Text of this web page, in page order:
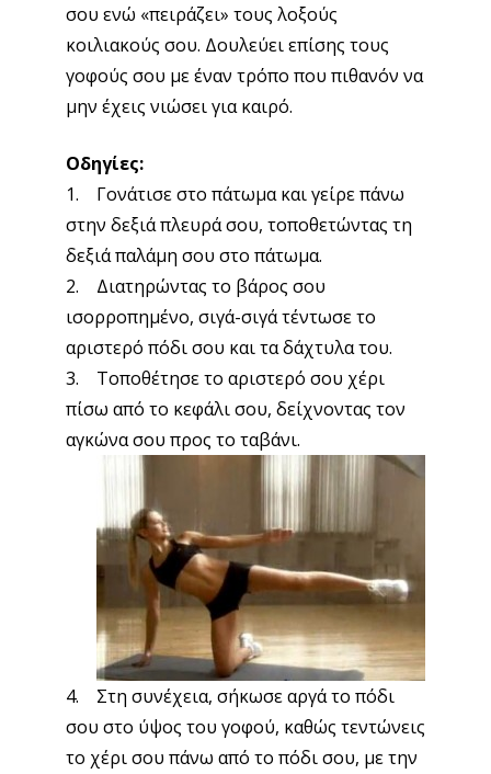
σου ενώ «πειράζει» τους λοξούς
κοιλιακούς σου. Δουλεύει επίσης τους
γοφούς σου με έναν τρόπο που πιθανόν να
μην έχεις νιώσει για καιρό.
Οδηγίες:
1. Γονάτισε στο πάτωμα και γείρε πάνω
στην δεξιά πλευρά σου, τοποθετώντας τη
δεξιά παλάμη σου στο πάτωμα.
2. Διατηρώντας το βάρος σου
ισορροπημένο, σιγά-σιγά τέντωσε το
αριστερό πόδι σου και τα δάχτυλα του.
3. Τοποθέτησε το αριστερό σου χέρι
πίσω από το κεφάλι σου, δείχνοντας τον
αγκώνα σου προς το ταβάνι.
4. Στη συνέχεια, σήκωσε αργά το πόδι
σου στο ύψος του γοφού, καθώς τεντώνεις
το χέρι σου πάνω από το πόδι σου, με την